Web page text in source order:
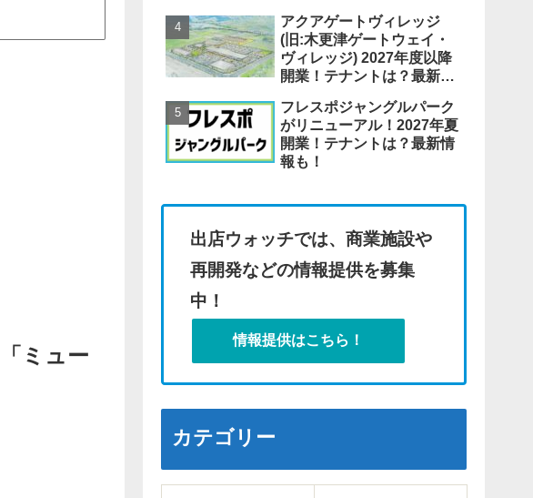
「ミュー
アクアゲートヴィレッジ
(旧:木更津ゲートウェイ・
ヴィレッジ) 2027年度以降
開業！テナントは？最新情
フレスポジャングルパーク
がリニューアル！2027年夏
開業！テナントは？最新情
報も！
出店ウォッチでは、商業施設や
再開発などの情報提供を募集
中！
情報提供はこちら！
カテゴリー